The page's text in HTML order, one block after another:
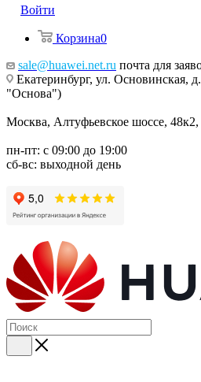
Войти
Корзина0
sale@huawei.net.ru почта для
Екатеринбург, ул. Основинская,
"Основа")
Москва, Алтуфьевское шоссе,
пн-пт: с 09:00 до 19:00
сб-вс: выходной день